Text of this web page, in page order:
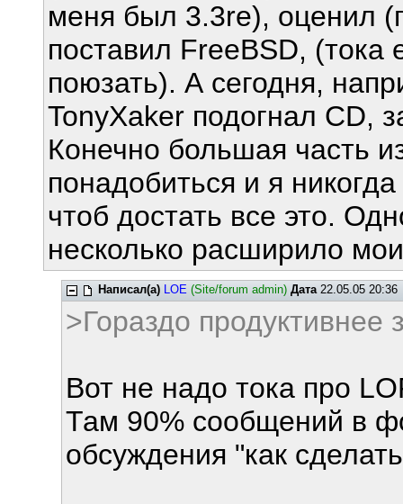
меня был 3.3re), оценил
поставил FreeBSD, (тока
поюзать). А сегодня,
TonyXaker подогнал CD,
Конечно большая часть
понадобиться и я
чтоб достать все это.
несколько расширило
Написал(а) LOE (Site/forum admin) Дата22.05.05 20:36
>Гораздо продуктивнее
Вот не надо тока про
Там 90% сообщений в
обсуждения "как